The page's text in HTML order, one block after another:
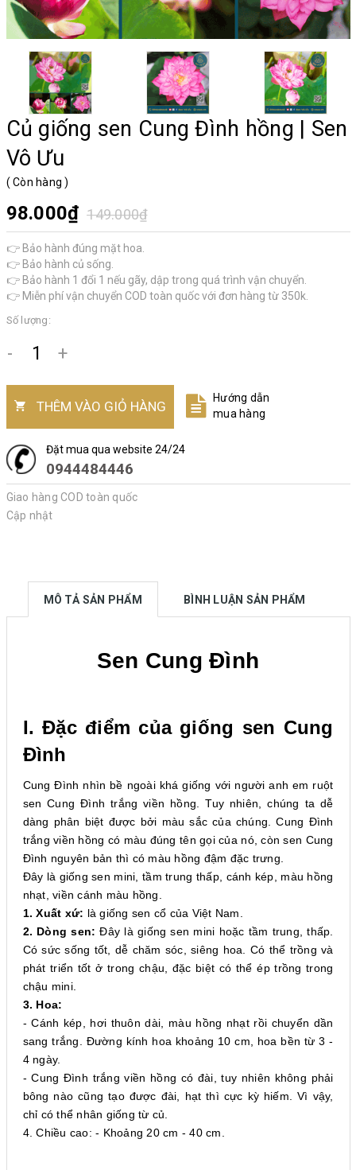
Củ giống sen Cung Đình hồng | Sen
Vô Ưu
( Còn hàng)
98.000₫ 149.000₫
👉 Bảo hành đúng mặt hoa.
👉 Bảo hành củ sống.
👉 Bảo hành 1 đổi 1 nếu gãy, dập trong quá trình vận chuyển.
👉 Miễn phí vận chuyển COD toàn quốc với đơn hàng từ 350k.
Số lượng:
- +
THÊM VÀO GIỎ HÀNG
Hướng dẫn
mua hàng
Đặt mua qua website 24/24
0944484446
Giao hàng COD toàn quốc
Cập nhật
MÔ TẢ SẢN PHẨM BÌNH LUẬN SẢN PHẨM
Sen Cung Đình
I. Đặc điểm của giống sen Cung
Đình
Cung Đình nhìn bề ngoài khá giống với người anh em ruột
sen Cung Đình trắng viền hồng. Tuy nhiên, chúng ta dễ
dàng phân biệt được bởi màu sắc của chúng. Cung Đình
trắng viền hồng có màu đúng tên gọi của nó, còn sen Cung
Đình nguyên bản thì có màu hồng đậm đặc trưng.
Đây là giống sen mini, tầm trung thấp, cánh kép, màu hồng
nhạt, viền cánh màu hồng.
1. Xuất xứ: là giống sen cổ của Việt Nam.
2. Dòng sen: Đây là giống sen mini hoặc tầm trung, thấp.
Có sức sống tốt, dễ chăm sóc, siêng hoa. Có thể trồng và
phát triển tốt ở trong chậu, đặc biệt có thể ép trồng trong
chậu mini.
3. Hoa:
- Cánh kép, hơi thuôn dài, màu hồng nhạt rồi chuyển dần
sang trắng. Đường kính hoa khoảng 10 cm, hoa bền từ 3 -
4 ngày.
- Cung Đình trắng viền hồng có đài, tuy nhiên không phải
bông nào cũng tạo được đài, hạt thì cực kỳ hiếm. Vì vậy,
chỉ có thể nhân giống từ củ.
4. Chiều cao: - Khoảng 20 cm - 40 cm.